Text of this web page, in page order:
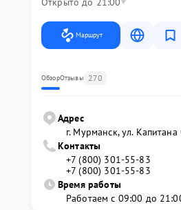
Маршрут
ОбзорОтзывы 270
Адрес
г. Мурманск, ул.
Контакты
+7 (800) 301-55-83
+7 (800) 301-55-83
Время работы
Работаем с 09:00 до